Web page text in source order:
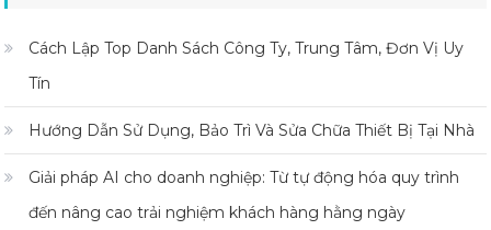
Cách Lập Top Danh Sách Công Ty, Trung Tâm, Đơn Vị Uy
Tín
Hướng Dẫn Sử Dụng, Bảo Trì Và Sửa Chữa Thiết Bị Tại Nhà
Giải pháp AI cho doanh nghiệp: Từ tự động hóa quy trình
đến nâng cao trải nghiệm khách hàng hằng ngày